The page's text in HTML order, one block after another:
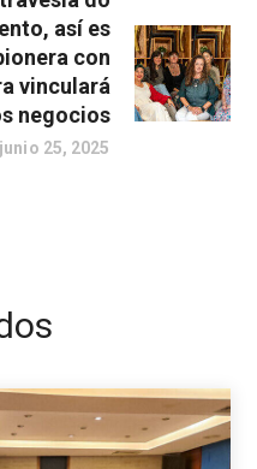
así es
con
vinculará
negocios
junio 25, 2025